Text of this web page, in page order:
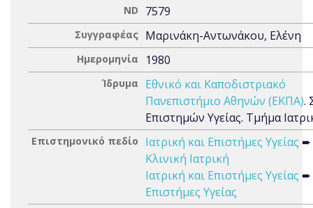
ND 7579
Συγγραφέας Μαρινάκη-Αντωνάκου, Ελένη
Ημερομηνία 1980
Ίδρυμα
Εθνικό και Καποδιστριακό
Πανεπιστήμιο Αθηνών (ΕΚΠΑ).
Επιστημών Υγείας. Τμήμα
Επιστημονικό πεδίο Ιατρική και Επιστήμες Υγείας ➨
Κλινική Ιατρική
Ιατρική και Επιστήμες Υγείας ➨
Επιστήμες Υγείας